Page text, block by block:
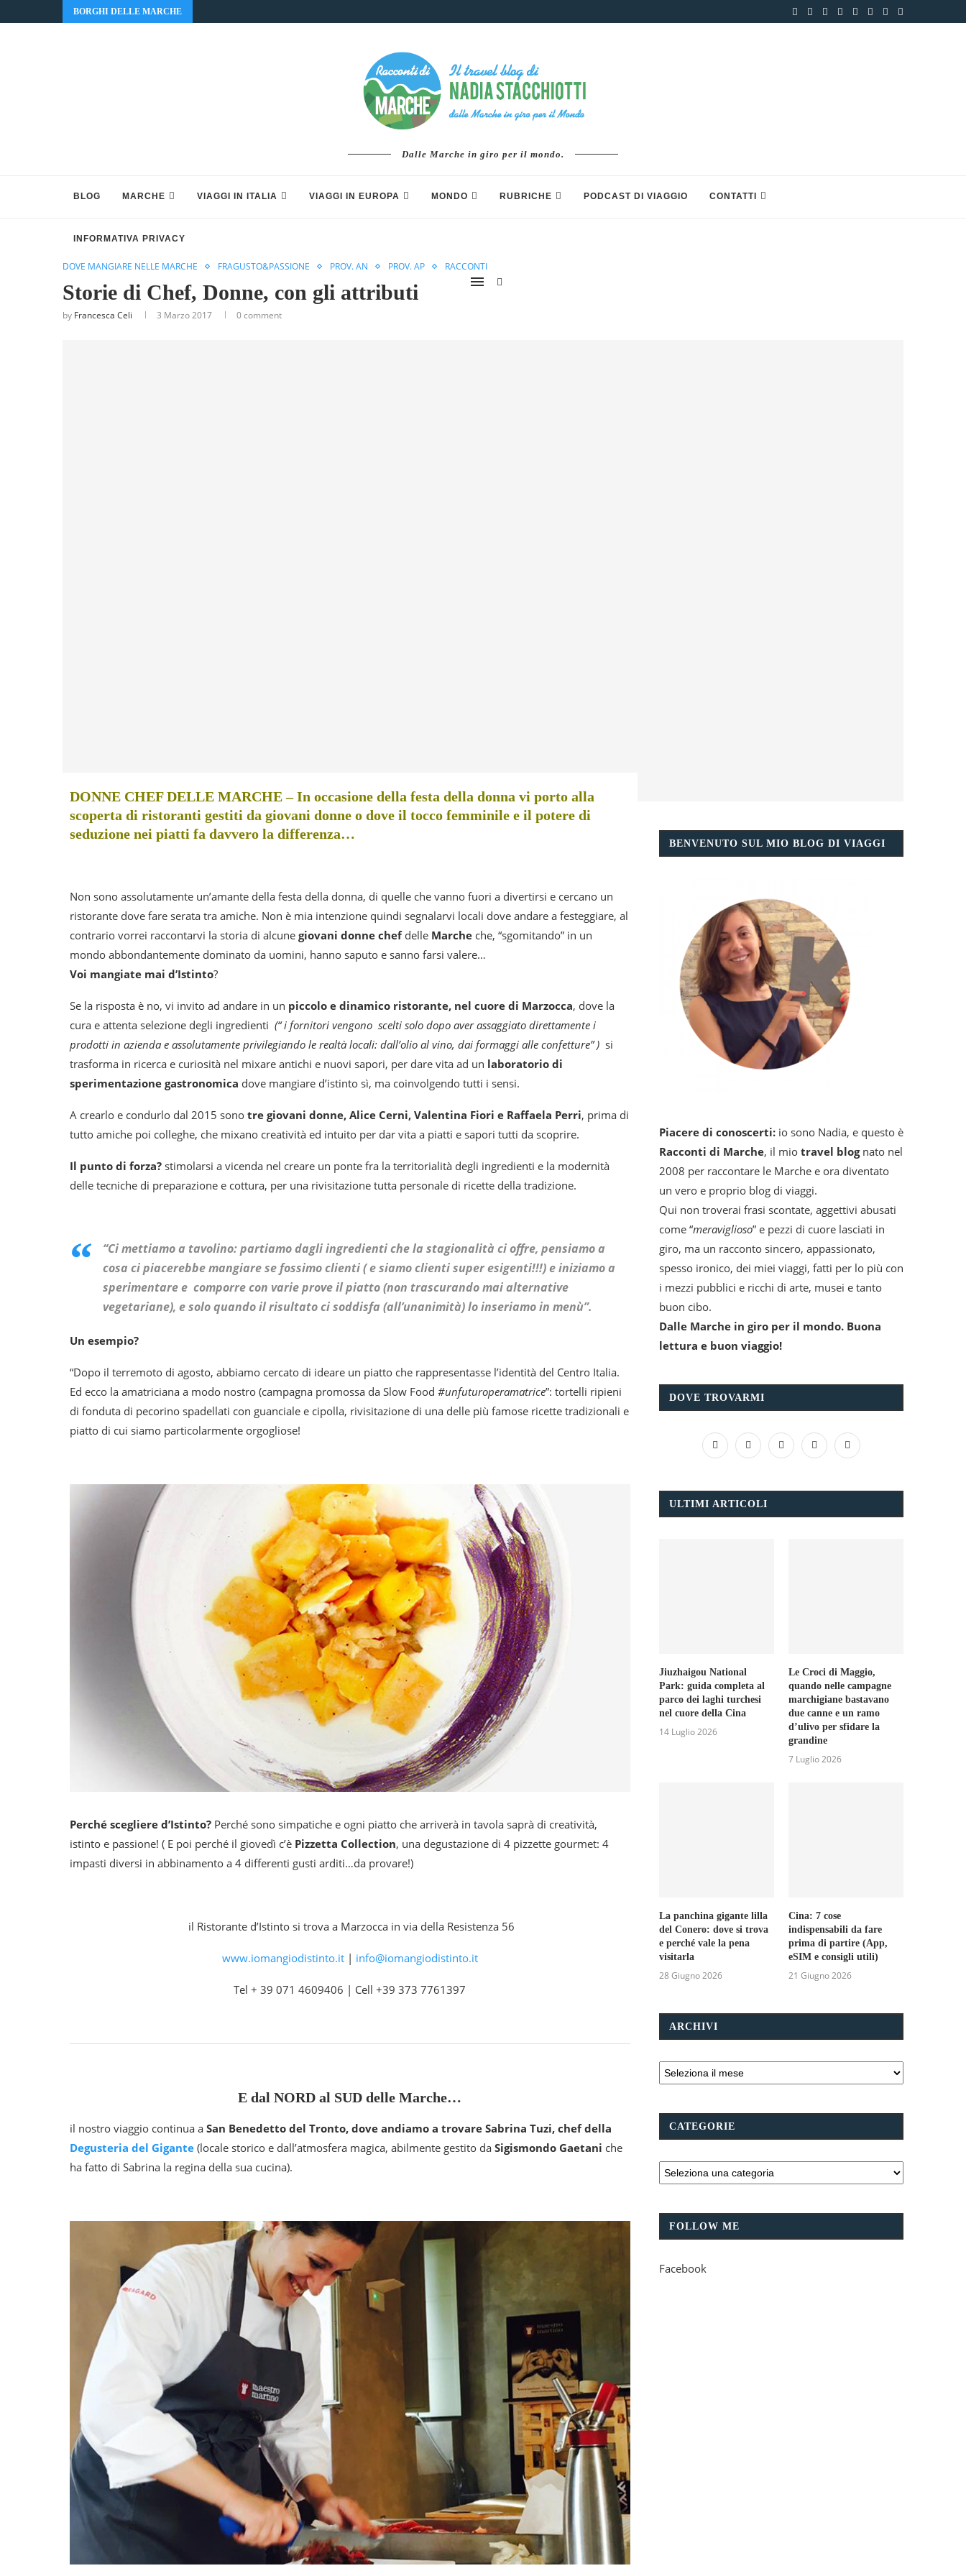
BORGHI DELLE MARCHE
Dalle Marche in giro per il mondo.
BLOG MARCHE VIAGGI IN ITALIA VIAGGI IN EUROPA MONDO RUBRICHE PODCAST DI VIAGGIO CONTATTI
INFORMATIVA PRIVACY
DOVE MANGIARE NELLE MARCHE FRAGUSTO&PASSIONE PROV. AN PROV. AP RACCONTI
Storie di Chef, Donne, con gli attributi
by Francesca Celi 3 Marzo 2017 0 comment
DONNE CHEF DELLE MARCHE – In occasione della festa della donna vi porto alla
scoperta di ristoranti gestiti da giovani donne o dove il tocco femminile e il potere di
seduzione nei piatti fa davvero la differenza…
Non sono assolutamente un’amante della festa della donna, di quelle che vanno fuori a divertirsi e cercano un
ristorante dove fare serata tra amiche. Non è mia intenzione quindi segnalarvi locali dove andare a festeggiare, al
contrario vorrei raccontarvi la storia di alcune giovani donne chef delle Marche che, “sgomitando” in un
mondo abbondantemente dominato da uomini, hanno saputo e sanno farsi valere…
Voi mangiate mai d’Istinto?
Se la risposta è no, vi invito ad andare in un piccolo e dinamico ristorante, nel cuore di Marzocca, dove la
cura e attenta selezione degli ingredienti (“ i fornitori vengono scelti solo dopo aver assaggiato direttamente i
prodotti in azienda e assolutamente privilegiando le realtà locali: dall’olio al vino, dai formaggi alle confetture” ) si
trasforma in ricerca e curiosità nel mixare antichi e nuovi sapori, per dare vita ad un laboratorio di
sperimentazione gastronomica dove mangiare d’istinto sì, ma coinvolgendo tutti i sensi.
A crearlo e condurlo dal 2015 sono tre giovani donne, Alice Cerni, Valentina Fiori e Raffaela Perri, prima di
tutto amiche poi colleghe, che mixano creatività ed intuito per dar vita a piatti e sapori tutti da scoprire.
Il punto di forza? stimolarsi a vicenda nel creare un ponte fra la territorialità degli ingredienti e la modernità
delle tecniche di preparazione e cottura, per una rivisitazione tutta personale di ricette della tradizione.
“Ci mettiamo a tavolino: partiamo dagli ingredienti che la stagionalità ci offre, pensiamo a
cosa ci piacerebbe mangiare se fossimo clienti ( e siamo clienti super esigenti!!!) e iniziamo a
sperimentare e comporre con varie prove il piatto (non trascurando mai alternative
vegetariane), e solo quando il risultato ci soddisfa (all’unanimità) lo inseriamo in menù”.
Un esempio?
“Dopo il terremoto di agosto, abbiamo cercato di ideare un piatto che rappresentasse l’identità del Centro Italia.
Ed ecco la amatriciana a modo nostro (campagna promossa da Slow Food #unfuturoperamatrice”: tortelli ripieni
di fonduta di pecorino spadellati con guanciale e cipolla, rivisitazione di una delle più famose ricette tradizionali e
piatto di cui siamo particolarmente orgogliose!
Perché scegliere d’Istinto? Perché sono simpatiche e ogni piatto che arriverà in tavola saprà di creatività,
istinto e passione! ( E poi perché il giovedì c’è Pizzetta Collection, una degustazione di 4 pizzette gourmet: 4
impasti diversi in abbinamento a 4 differenti gusti arditi…da provare!)
il Ristorante d’Istinto si trova a Marzocca in via della Resistenza 56
www.iomangiodistinto.it| info@iomangiodistinto.it
Tel + 39 071 4609406 | Cell +39 373 7761397
E dal NORD al SUD delle Marche…
il nostro viaggio continua a San Benedetto del Tronto, dove andiamo a trovare Sabrina Tuzi, chef della
Degusteria del Gigante (locale storico e dall’atmosfera magica, abilmente gestito da Sigismondo Gaetani che
ha fatto di Sabrina la regina della sua cucina).
BENVENUTO SUL MIO BLOG DI VIAGGI
Piacere di conoscerti: io sono Nadia, e questo è
Racconti di Marche, il mio travel blognato nel
2008 per raccontare le Marche e ora diventato
un vero e proprio blog di viaggi.
Qui non troverai frasi scontate, aggettivi abusati
come “meraviglioso” e pezzi di cuore lasciati in
giro, ma un racconto sincero, appassionato,
spesso ironico, dei miei viaggi, fatti per lo più con
i mezzi pubblici e ricchi di arte, musei e tanto
buon cibo.
Dalle Marche in giro per il mondo. Buona
lettura e buon viaggio!
DOVE TROVARMI
ULTIMI ARTICOLI
Jiuzhaigou National
Park: guida completa al
parco dei laghi turchesi
nel cuore della Cina
14 Luglio 2026
Le Croci di Maggio,
quando nelle campagne
marchigiane bastavano
due canne e un ramo
d’ulivo per sfidare la
grandine
7 Luglio 2026
La panchina gigante lilla
del Conero: dove si trova
e perché vale la pena
visitarla
28 Giugno 2026
Cina: 7 cose
indispensabili da fare
prima di partire (App,
eSIM e consigli utili)
21 Giugno 2026
ARCHIVI
CATEGORIE
FOLLOW ME
Facebook